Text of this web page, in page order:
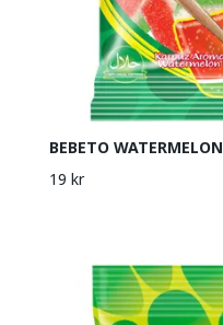
BEBETO WATERMELON
19 kr